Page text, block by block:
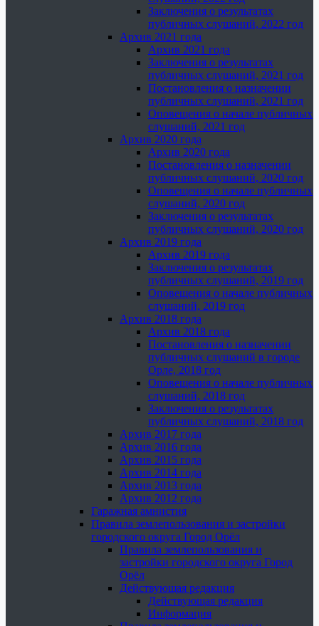
Заключения о результатах
публичных слушаний, 2022 год
Архив 2021 года
Архив 2021 года
Заключения о результатах
публичных слушаний, 2021 год
Постановления о назначении
публичных слушаний, 2021 год
Оповещения о начале публичных
слушаний, 2021 год
Архив 2020 года
Архив 2020 года
Постановления о назначении
публичных слушаний, 2020 год
Оповещения о начале публичных
слушаний, 2020 год
Заключения о результатах
публичных слушаний, 2020 год
Архив 2019 года
Архив 2019 года
Заключения о результатах
публичных слушаний, 2019 год
Оповещения о начале публичных
слушаний, 2019 год
Архив 2018 года
Архив 2018 года
Постановления о назначении
публичных слушаний в городе
Орле, 2018 год
Оповещения о начале публичных
слушаний, 2018 год
Заключения о результатах
публичных слушаний, 2018 год
Архив 2017 года
Архив 2016 года
Архив 2015 года
Архив 2014 года
Архив 2013 года
Архив 2012 года
Гаражная амнистия
Правила землепользования и застройки
городского округа Город Орёл
Правила землепользования и
застройки городского округа Город
Орёл
Действующая редакция
Действующая редакция
Информация